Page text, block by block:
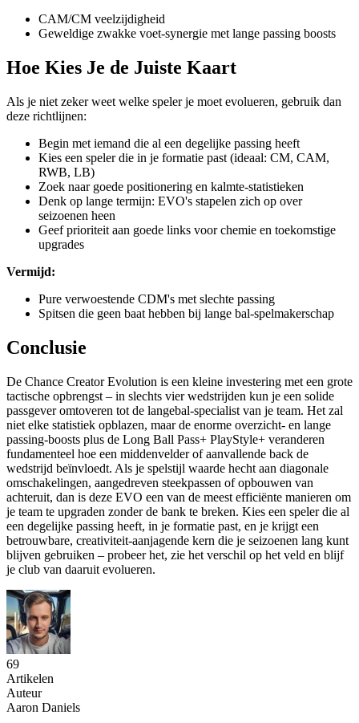
CAM/CM veelzijdigheid
Geweldige zwakke voet-synergie met lange passing boosts
Hoe Kies Je de Juiste Kaart
Als je niet zeker weet welke speler je moet evolueren, gebruik dan
deze richtlijnen:
Begin met iemand die al een degelijke passing heeft
Kies een speler die in je formatie past (ideaal: CM, CAM,
RWB, LB)
Zoek naar goede positionering en kalmte-statistieken
Denk op lange termijn: EVO's stapelen zich op over
seizoenen heen
Geef prioriteit aan goede links voor chemie en toekomstige
upgrades
Vermijd:
Pure verwoestende CDM's met slechte passing
Spitsen die geen baat hebben bij lange bal-spelmakerschap
Conclusie
De Chance Creator Evolution is een kleine investering met een grote
tactische opbrengst – in slechts vier wedstrijden kun je een solide
passgever omtoveren tot de langebal-specialist van je team. Het zal
niet elke statistiek opblazen, maar de enorme overzicht- en lange
passing-boosts plus de Long Ball Pass+ PlayStyle+ veranderen
fundamenteel hoe een middenvelder of aanvallende back de
wedstrijd beïnvloedt. Als je spelstijl waarde hecht aan diagonale
omschakelingen, aangedreven steekpassen of opbouwen van
achteruit, dan is deze EVO een van de meest efficiënte manieren om
je team te upgraden zonder de bank te breken. Kies een speler die al
een degelijke passing heeft, in je formatie past, en je krijgt een
betrouwbare, creativiteit-aanjagende kern die je seizoenen lang kunt
blijven gebruiken – probeer het, zie het verschil op het veld en blijf
je club van daaruit evolueren.
69
Artikelen
Auteur
Aaron Daniels